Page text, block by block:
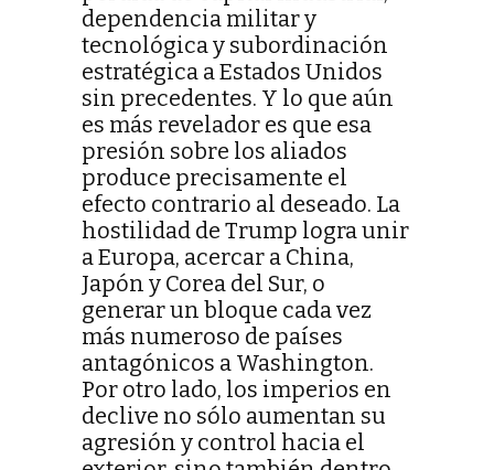
dependencia militar y
tecnológica y subordinación
estratégica a Estados Unidos
sin precedentes. Y lo que aún
es más revelador es que esa
presión sobre los aliados
produce precisamente el
efecto contrario al deseado. La
hostilidad de Trump logra unir
a Europa, acercar a China,
Japón y Corea del Sur, o
generar un bloque cada vez
más numeroso de países
antagónicos a Washington.
Por otro lado, los imperios en
declive no sólo aumentan su
agresión y control hacia el